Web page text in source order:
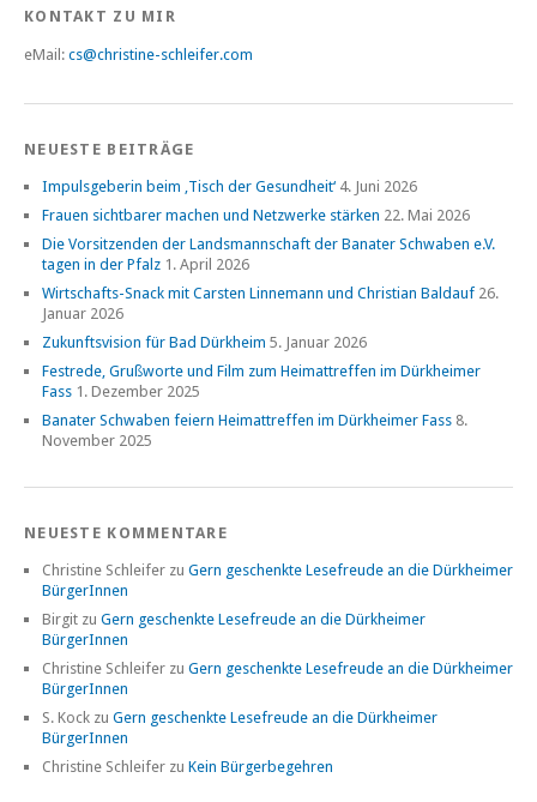
KONTAKT ZU MIR
eMail: cs@christine-schleifer.com
NEUESTE BEITRÄGE
Impulsgeberin beim ‚Tisch der Gesundheit‘ 4. Juni 2026
Frauen sichtbarer machen und Netzwerke stärken 22. Mai 2026
Die Vorsitzenden der Landsmannschaft der Banater Schwaben e.V.
tagen in der Pfalz 1. April 2026
Wirtschafts-Snack mit Carsten Linnemann und Christian Baldauf 26.
Januar 2026
Zukunftsvision für Bad Dürkheim 5. Januar 2026
Festrede, Grußworte und Film zum Heimattreffen im Dürkheimer
Fass 1. Dezember 2025
Banater Schwaben feiern Heimattreffen im Dürkheimer Fass 8.
November 2025
NEUESTE KOMMENTARE
Christine Schleifer zu Gern geschenkte Lesefreude an die Dürkheimer
BürgerInnen
Birgit zu Gern geschenkte Lesefreude an die Dürkheimer
BürgerInnen
Christine Schleifer zu Gern geschenkte Lesefreude an die Dürkheimer
BürgerInnen
S. Kock zu Gern geschenkte Lesefreude an die Dürkheimer
BürgerInnen
Christine Schleifer zu Kein Bürgerbegehren